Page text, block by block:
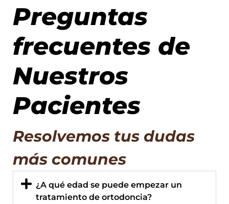
Preguntas
frecuentes de
Nuestros
Pacientes
Resolvemos tus dudas
más comunes
¿A qué edad se puede empezar un
tratamiento de ortodoncia?